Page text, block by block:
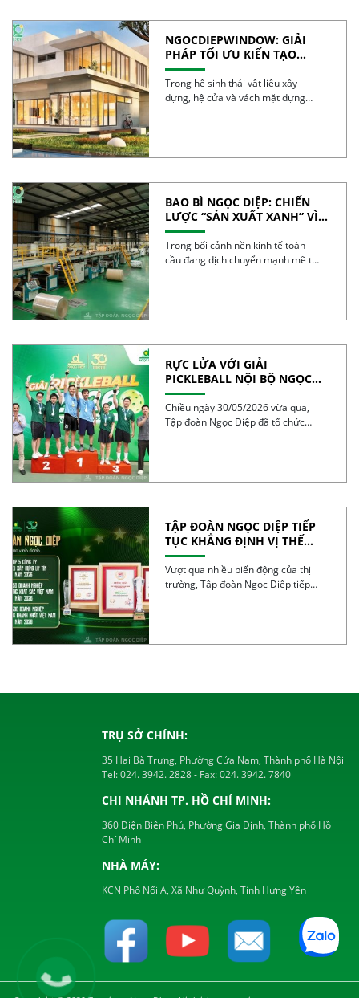
NGOCDIEPWINDOW: GIẢI
PHÁP TỐI ƯU KIẾN TẠO
CÔNG TRÌNH XANH
Trong hệ sinh thái vật liệu xây
dựng, hệ cửa và vách mặt dựng
BAO BÌ NGỌC DIỆP: CHIẾN
LƯỢC “SẢN XUẤT XANH” VÌ
TƯƠNG LAI BỀN VỮNG
Trong bối cảnh nền kinh tế toàn
cầu đang dịch chuyển mạnh mẽ từ
RỰC LỬA VỚI GIẢI
PICKLEBALL NỘI BỘ NGỌC
DIỆP 2026 – BÙNG NỔ TINH
THẦN 30 NĂM
Chiều ngày 30/05/2026 vừa qua,
Tập đoàn Ngọc Diệp đã tổ chức
TẬP ĐOÀN NGỌC DIỆP TIẾP
TỤC KHẲNG ĐỊNH VỊ THẾ
TRONG TOP 50 DOANH
NGHIỆP TĂNG TRƯỞNG XUẤT
SẮC VIỆT NAM 2026
Vượt qua nhiều biến động của thị
trường, Tập đoàn Ngọc Diệp tiếp
TRỤ SỞ CHÍNH:
35 Hai Bà Trưng, Phường Cửa Nam, Thành phố Hà Nội
Tel:024. 3942. 2828- Fax:024. 3942. 7840
CHI NHÁNH TP. HỒ CHÍ MINH:
360 Điện Biên Phủ, Phường Gia Định, Thành phố Hồ
Chí Minh
NHÀ MÁY:
KCN Phố Nối A, Xã Như Quỳnh, Tỉnh Hưng Yên